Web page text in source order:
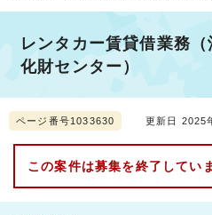
レンタカー賃貸借業務
化財センター）
ページ番号1033630 更新日 2025
この案件は募集を終了してい